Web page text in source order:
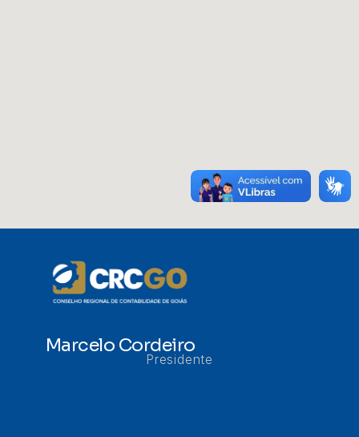
Marcelo Cordeiro
Presidente